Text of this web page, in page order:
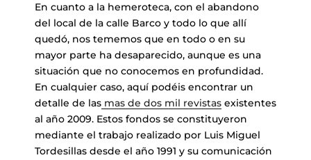
En cuanto a la hemeroteca, con el abandono
del local de la calle Barco y todo lo que allí
quedó, nos tememos que en todo o en su
mayor parte ha desaparecido, aunque es una
situación que no conocemos en profundidad.
En cualquier caso, aquí podéis encontrar un
detalle de las mas de dos mil revistas existentes
al año 2009. Estos fondos se constituyeron
mediante el trabajo realizado por Luis Miguel
Tordesillas desde el año 1991 y su comunicación